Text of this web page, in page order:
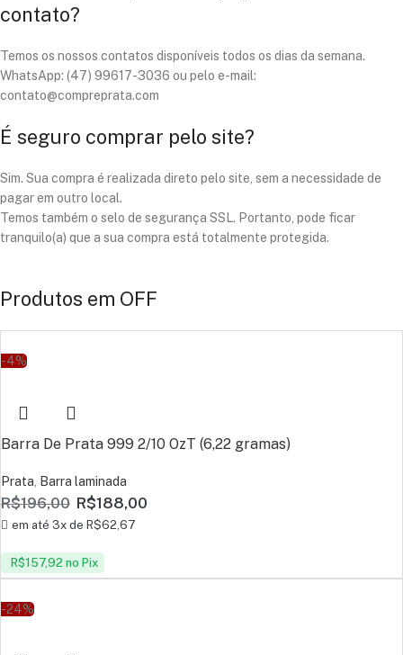
contato?
Temos os nossos contatos disponíveis todos os dias da semana.
WhatsApp: (47) 99617-3036 ou pelo e-mail:
contato@compreprata.com
É seguro comprar pelo site?
Sim. Sua compra é realizada direto pelo site, sem a necessidade de
pagar em outro local.
Temos também o selo de segurança SSL. Portanto, pode ficar
tranquilo(a) que a sua compra está totalmente protegida.
Produtos em OFF
-4%
Barra De Prata 999 2/10 OzT (6,22 gramas)
Prata Barra laminada
R$196,00 R$188,00
em até 3x de R$62,67
R$157,92 no Pix
-24%